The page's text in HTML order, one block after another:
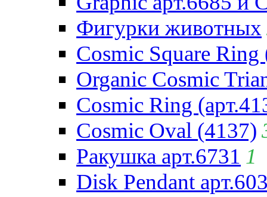
Фигурки животных
Cosmic Square Ring
Organic Cosmic
Cosmic Ring
Cosmic Oval (4137)
Ракушка арт.6731 1
Disk Pendant